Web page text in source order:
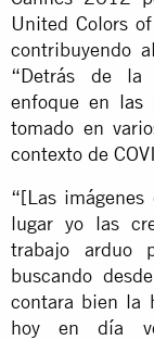
United Colors
contribuyendo
“Detrás de la
enfoque en las
tomado en
contexto de
“[Las
lugar yo las
trabajo arduo
buscando
contara bien la
hoy en día